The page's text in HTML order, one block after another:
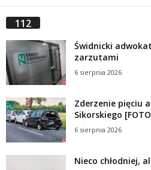
112
Świdnicki
zarzutami
6 sierpnia 2026
Zderzenie pięciu
Sikorskiego
6 sierpnia 2026
Nieco chłodniej,